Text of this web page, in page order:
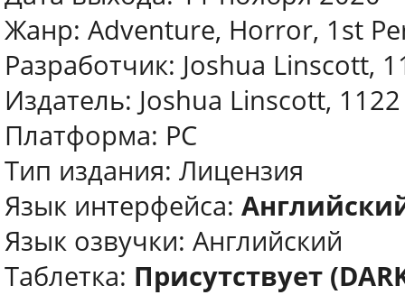
Жанр: Adventure, Horror, 1st
Разработчик: Joshua Linscott,
Издатель: Joshua Linscott,
Платформа: PC
Тип издания: Лицензия
Язык интерфейса:
Язык озвучки: Английский
Таблетка: Присутствует